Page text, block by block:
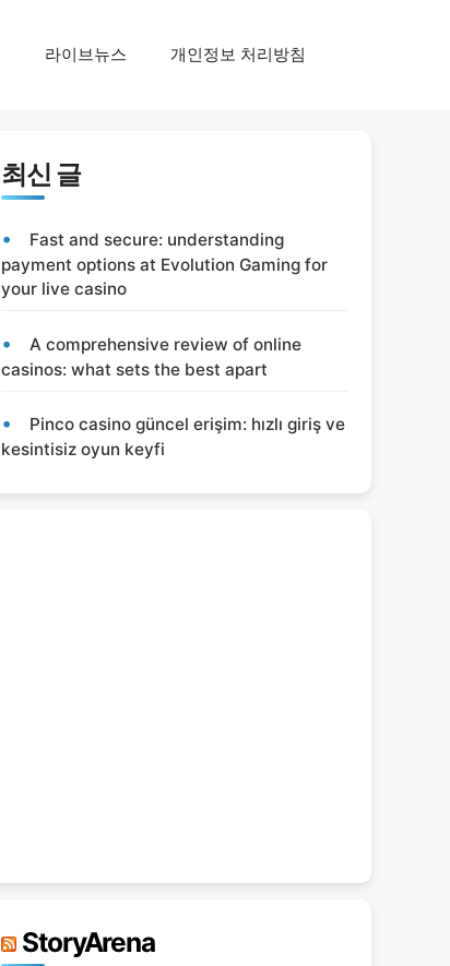
라이브뉴스 개인정보 처리방침
최신 글
Fast and secure: understanding
payment options at Evolution Gaming for
your live casino
A comprehensive review of online
casinos: what sets the best apart
Pinco casino güncel erişim: hızlı giriş ve
kesintisiz oyun keyfi
StoryArena